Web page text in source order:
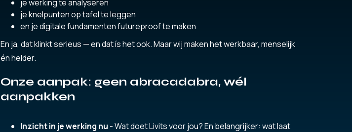
je werking te analyseren
je knelpunten op tafel te leggen
en je digitale fundamenten futureproof te maken
En ja, dat klinkt serieus — en dat ís het ook. Maar wij maken het werkbaar, menselijk
én helder.
Onze aanpak: geen abracadabra, wél
aanpakken
Inzicht in je werking nu - Wat doet Livits voor jou? En belangrijker: wat laat